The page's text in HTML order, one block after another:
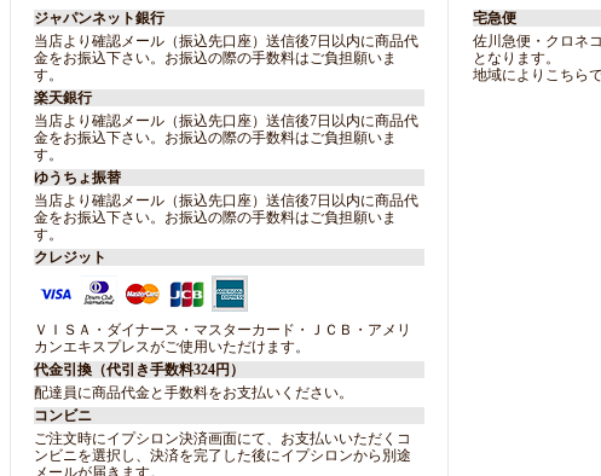
ジャパンネット銀行
当店より確認メール（振込先口座）送信後7日以内に商品代
金をお振込下さい。お振込の際の手数料はご負担願いま
す。
楽天銀行
当店より確認メール（振込先口座）送信後7日以内に商品代
金をお振込下さい。お振込の際の手数料はご負担願いま
す。
ゆうちょ振替
当店より確認メール（振込先口座）送信後7日以内に商品代
金をお振込下さい。お振込の際の手数料はご負担願いま
す。
クレジット
ＶＩＳＡ・ダイナース・マスターカード・ＪＣＢ・アメリ
カンエキスプレスがご使用いただけます。
代金引換（代引き手数料324円）
配達員に商品代金と手数料をお支払いください。
コンビニ
ご注文時にイプシロン決済画面にて、お支払いいただくコ
ンビニを選択し、決済を完了した後にイプシロンから別途
メールが届きます。
宅急便
佐川急便・クロネ
となります。
地域によりこちら